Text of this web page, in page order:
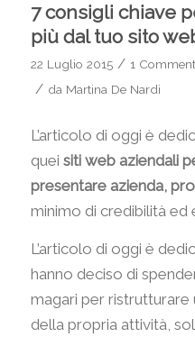
7 consigli chiave
più dal tuo sito
22 Luglio 2015 / 1
/ da Martina De Nardi
L’articolo di oggi è
quei siti web aziendali
presentare azienda,
minimo di credibilità ed
L’articolo di oggi è
hanno deciso di
magari per
della propria attività,